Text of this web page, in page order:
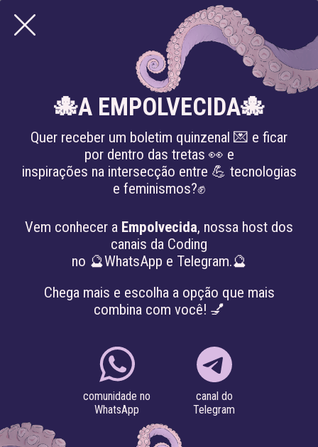
PROJETO DE LEI
RESTRINGE USO DE
RECONHECIMENTO FACIAL
PELO PODER PÚBLICO EM
SERGIPE
#inteligência artificial #reconhecimento facial
🐙A EMPOLVECIDA🐙
Quer receber um boletim quinzenal 💌 e ficar
por dentro das tretas 👀 e
inspirações na intersecção entre 💪 tecnologias
e feminismos?✊
Vem conhecer a Empolvecida, nossa host dos
canais da Coding
no 🔮WhatsApp e Telegram.🔮
Chega mais e escolha a opção que mais
combina com você! 💅
comunidade no
WhatsApp
canal do
Telegram